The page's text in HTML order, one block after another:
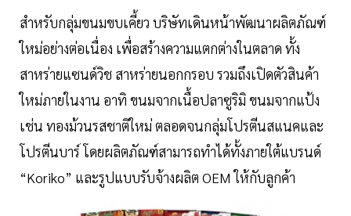
สำหรับกลุ่มขนมขบเคี้ยว บริษัทเดินหน้าพัฒนาผลิตภัณฑ์
ใหม่อย่างต่อเนื่อง เพื่อสร้างความแตกต่างในตลาด ทั้ง
สาหร่ายแซนด์วิช สาหร่ายนอกกรอบ รวมถึงเปิดตัวสินค้า
ใหม่ภายในงาน อาทิ ขนมจากเนื้อปลาซูริมิ ขนมจากแป้ง
เช่น ทองม้วนรสชาติใหม่ ตลอดจนกลุ่มโปรตีนสแนคและ
โปรตีนบาร์ โดยผลิตภัณฑ์สามารถทำได้ทั้งภายใต้แบรนด์
“Koriko” และรูปแบบรับจ้างผลิต OEM ให้กับลูกค้า